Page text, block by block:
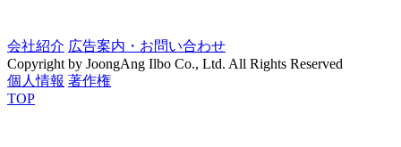
会社紹介 広告案内・お問い合わせ
Copyright by JoongAng Ilbo Co., Ltd. All Rights Reserved
個人情報 著作権
TOP